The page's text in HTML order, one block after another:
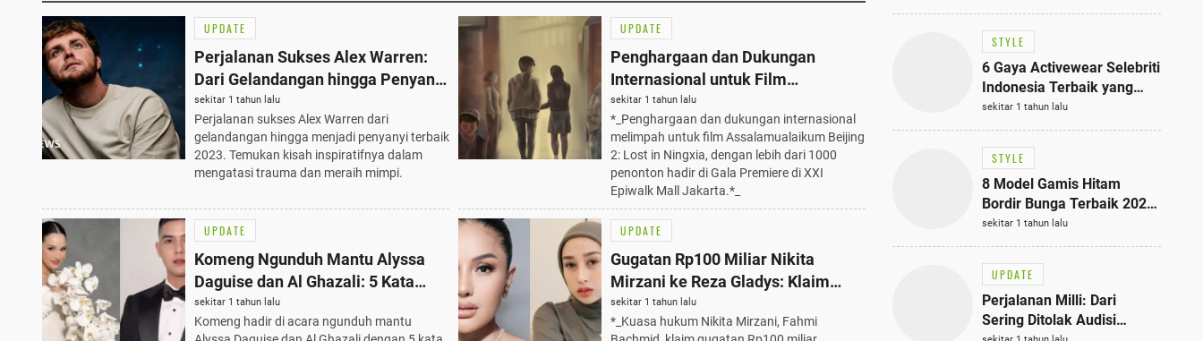
UPDATE
Perjalanan Sukses Alex Warren:
Dari Gelandangan hingga Penyanyi
Terbaik 2023
sekitar 1 tahun lalu
Perjalanan sukses Alex Warren dari
gelandangan hingga menjadi penyanyi terbaik
2023. Temukan kisah inspiratifnya dalam
mengatasi trauma dan meraih mimpi.
UPDATE
Penghargaan dan Dukungan
Internasional untuk Film
Assalamualaikum Beijing 2: Lost in
Ningxia, 1000+ Penonton Hadir di
Gala Premiere
sekitar 1 tahun lalu
*_Penghargaan dan dukungan internasional
melimpah untuk film Assalamualaikum Beijing
2: Lost in Ningxia, dengan lebih dari 1000
penonton hadir di Gala Premiere di XXI
Epiwalk Mall Jakarta.*_
UPDATE
Komeng Ngunduh Mantu Alyssa
Daguise dan Al Ghazali: 5 Kata
Bijak yang Bikin Ngakak
sekitar 1 tahun lalu
Komeng hadir di acara ngunduh mantu
UPDATE
Gugatan Rp100 Miliar Nikita
Mirzani ke Reza Gladys: Klaim
Terlalu Kecil, Optimis Menang!
sekitar 1 tahun lalu
*_Kuasa hukum Nikita Mirzani, Fahmi
Langkah Sederhana
STYLE
6 Gaya Activewear Selebriti
Indonesia Terbaik yang
Bisa Jadi Inspirasi
Fashionmu
sekitar 1 tahun lalu
STYLE
8 Model Gamis Hitam
Bordir Bunga Terbaik 2025,
Stylish untuk Hangout
hingga Acara Semi-Formal
sekitar 1 tahun lalu
UPDATE
Perjalanan Milli: Dari
Sering Ditolak Audisi